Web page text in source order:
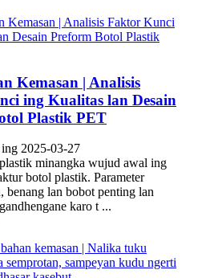
Kemasan | Analisis
ing Kualitas lan Desain
Plastik PET
2025-03-27
minangka wujud awal ing
botol plastik. Parameter
benang lan bobot penting lan
karo t ...